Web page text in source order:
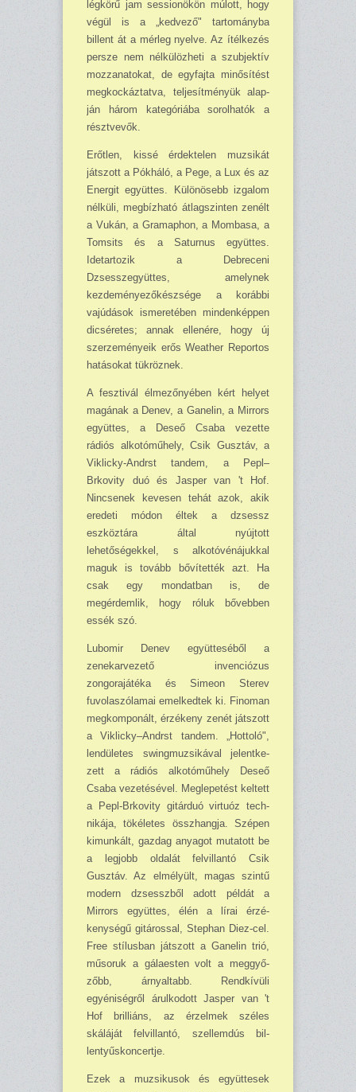
légkörű jam sessionökön múlott, hogy
végül is a „kedvező" tartományba
billent át a mérleg nyelve. Az ítélkezés
persze nem nélkülözheti a szubjektív
mozzanatokat, de egyfajta minősítést
meg­koc­káztatva, teljesítményük alap­
ján három kategóriába so­rolhatók a
résztvevők.
Erőtlen, kissé érdektelen muzsikát
játszott a Pókháló, a Pege, a Lux és az
Energit e­gyüttes. Különösebb izga­lom
nélküli, megbízható át­lagszinten zenélt
a Vukán, a Gramaphon, a Mom­basa, a
Tomsits és a Saturnus együttes.
Idetartozik a Debreceni
Dzsesszegyüttes, amelynek
kezdeményező­készsége a korábbi
vajúdások ismeretében mindenképpen
dicséretes; annak ellenére, hogy új
szerzeményeik erős Weather Reportos
hatáso­kat tükröznek.
A fesztivál élmezőnyében kért helyet
magának a Denev, a Ganelin, a Mirrors
együttes, a Deseő Csaba vezette
rádiós alkotóműhely, Csik Gusztáv, a
Viklicky-Andrst tandem, a Pepl–
Brkovity duó és Jasper van 't Hof.
Nincsenek kevesen tehát azok, akik
eredeti módon éltek a dzsessz
eszköztára által nyújtott
lehetőségekkel, s alkotóvénájukkal
maguk is tovább bőví­tették azt. Ha
csak egy mondatban is, de
megérdemlik, hogy róluk bővebben
essék szó.
Lubomir Denev együttesé­ből a
zenekarvezető invenciózus
zongorajátéka és Simeon Sterev
fuvolaszólamai emel­kedtek ki. Finoman
megkom­ponált, érzékeny zenét ját­szott
a Viklicky–Andrst tan­dem. „Hottoló",
lendületes swingmuzsikával jelentke­
zett a rádiós alko­tóműhely Deseő
Csaba vezetésével. Meglepetést keltett
a Pepl-Brkovity gitárduó virtuóz tech­
nikája, tökéletes össz­hangja. Szépen
kimunkált, gazdag anyagot mutatott be
a legjobb oldalát felvillantó Csik
Gusztáv. Az elmélyült, magas szintű
modern dzsesszből adott példát a
Mirrors együttes, élén a lírai érzé­
kenységű gitárossal, Stephan Diez-cel.
Free stílusban ját­szott a Ganelin trió,
műsoruk a gálaesten volt a meggyő­
zőbb, árnyaltabb. Rendkí­vüli
egyéniségről árulkodott Jasper van 't
Hof brilliáns, az érzelmek széles
skáláját felvillantó, szellemdús bil­
lentyűskoncertje.
Ezek a muzsikusok és együttesek